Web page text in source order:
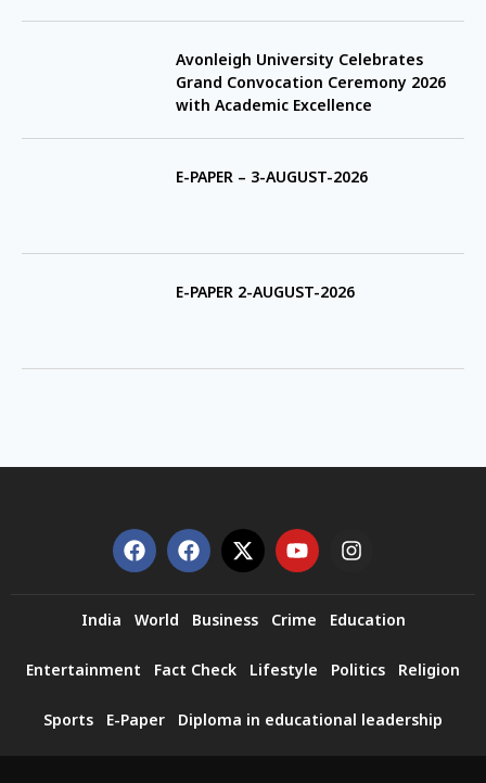
Avonleigh University Celebrates
Grand Convocation Ceremony 2026
with Academic Excellence
E-PAPER – 3-AUGUST-2026
E-PAPER 2-AUGUST-2026
India World Business Crime Education
Entertainment Fact Check Lifestyle Politics Religion
Sports E-Paper Diploma in educational leadership